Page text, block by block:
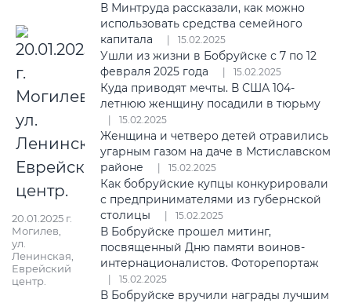
20.01.2025 г.
Могилев,
ул.
Ленинская,
Еврейский
центр.
В Минтруда рассказали, как можно
использовать средства семейного
капитала
15.02.2025
Ушли из жизни в Бобруйске с 7 по 12
февраля 2025 года
15.02.2025
Куда приводят мечты. В США 104-
летнюю женщину посадили в тюрьму
15.02.2025
Женщина и четверо детей отравились
угарным газом на даче в Мстиславском
районе
15.02.2025
Как бобруйские купцы конкурировали
с предпринимателями из губернской
столицы
15.02.2025
В Бобруйске прошел митинг,
посвященный Дню памяти воинов-
интернационалистов. Фоторепортаж
15.02.2025
В Бобруйске вручили награды лучшим